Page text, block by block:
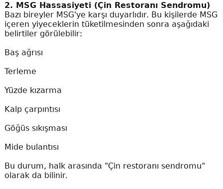
2. MSG Hassasiyeti (Çin Restoranı Sendromu)
Bazı bireyler MSG'ye karşı duyarlıdır. Bu kişilerde MSG
içeren yiyeceklerin tüketilmesinden sonra aşağıdaki
belirtiler görülebilir:
Baş ağrısı
Terleme
Yüzde kızarma
Kalp çarpıntısı
Göğüs sıkışması
Mide bulantısı
Bu durum, halk arasında "Çin restoranı sendromu"
olarak da bilinir.